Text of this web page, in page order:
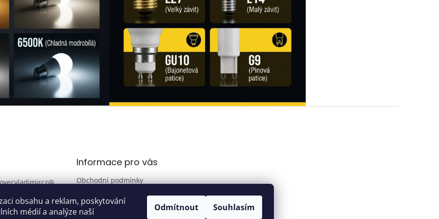
obsahu a reklam, poskytování
médií a analýze naší
Odmítnout Souhlasím
@
289
Informace pro vás
Obchodní podmínky
osobních údajů